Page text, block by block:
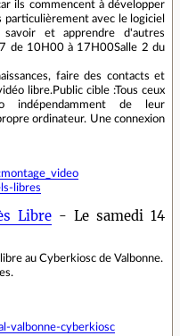
ils commencent à développer
particulièrement avec le logiciel
savoir et apprendre d'autres
de 10H00 à 17H00Salle 2 du
faire des contacts et
libre.Public cible :Tous ceux
indépendamment de leur
ordinateur. Une connexion
libres
Libre - Le samedi 14
au Cyberkiosc de Valbonne.
valbonne-cyberkiosc